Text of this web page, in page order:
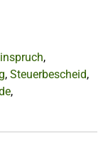
,
, Steuerbescheid,
,